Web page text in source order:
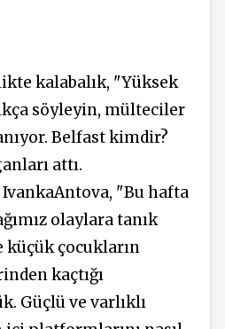
kalabalık, "Yüksek
söyleyin, mülteciler
Belfast kimdir?
attı.
"Bu hafta
olaylara tanık
çocukların
kaçtığı
Güçlü ve varlıklı